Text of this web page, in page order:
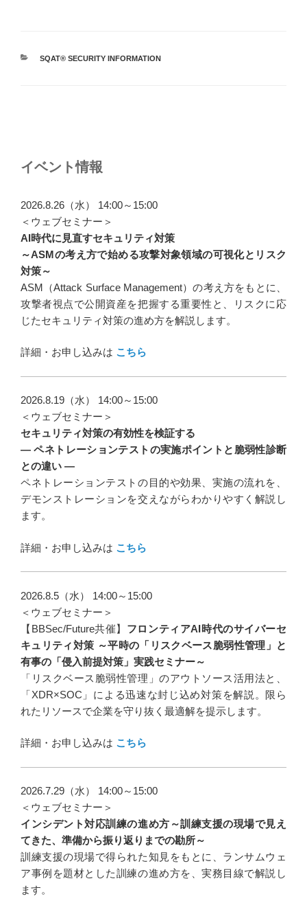
カ
SQAT® SECURITY INFORMATION
ナ
ゲ
ー
シ
ョ
ン
イベント情報
2026.8.26（水） 14:00～15:00
＜ウェブセミナー＞
AI時代に見直すセキュリティ対策
～ASMの考え方で始める攻撃対象領域の可視化とリスク
対策～
ASM（Attack Surface Management）の考え方をもとに、
攻撃者視点で公開資産を把握する重要性と、リスクに応
じたセキュリティ対策の進め方を解説します。
詳細・お申し込みは こちら
2026.8.19（水） 14:00～15:00
＜ウェブセミナー＞
セキュリティ対策の有効性を検証する
― ペネトレーションテストの実施ポイントと脆弱性診断
との違い ―
ペネトレーションテストの目的や効果、実施の流れを、
デモンストレーションを交えながらわかりやすく解説し
ます。
詳細・お申し込みは こちら
2026.8.5（水） 14:00～15:00
＜ウェブセミナー＞
【BBSec/Future共催】 フロンティアAI時代のサイバーセ
キュリティ対策 ～平時の「リスクベース脆弱性管理」と
有事の「侵入前提対策」実践セミナー～
「リスクベース脆弱性管理」のアウトソース活用法と、
「XDR×SOC」による迅速な封じ込め対策を解説。限ら
れたリソースで企業を守り抜く最適解を提示します。
詳細・お申し込みは こちら
2026.7.29（水） 14:00～15:00
＜ウェブセミナー＞
インシデント対応訓練の進め方～訓練支援の現場で見え
てきた、準備から振り返りまでの勘所～
訓練支援の現場で得られた知見をもとに、ランサムウェ
ア事例を題材とした訓練の進め方を、実務目線で解説し
ます。